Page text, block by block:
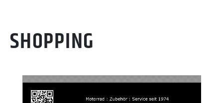
SHOPPING